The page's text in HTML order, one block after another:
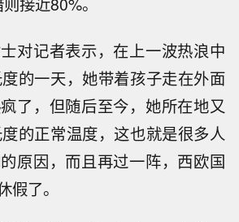
对记者表示，在上一波热浪中
的一天，她带着孩子走在外面
了，但随后至今，她所在地又
的正常温度，这也就是很多人
原因，而且再过一阵，西欧国
假了。